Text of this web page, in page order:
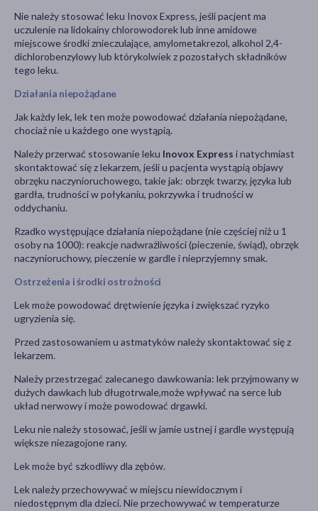
Nie należy stosować leku Inovox Express, jeśli pacjent ma
uczulenie na lidokainy chlorowodorek lub inne amidowe
miejscowe środki znieczulające, amylometakrezol, alkohol 2,4-
dichlorobenzylowy lub którykolwiek z pozostałych składników
tego leku.
Działania niepożądane
Jak każdy lek, lek ten może powodować działania niepożądane,
chociaż nie u każdego one wystąpią.
Należy przerwać stosowanie leku Inovox Express i natychmiast
skontaktować się z lekarzem, jeśli u pacjenta wystąpią objawy
obrzęku naczynioruchowego, takie jak: obrzęk twarzy, języka lub
gardła, trudności w połykaniu, pokrzywka i trudności w
oddychaniu.
Rzadko występujące działania niepożądane (nie częściej niż u 1
osoby na 1000): reakcje nadwrażliwości (pieczenie, świąd), obrzęk
naczynioruchowy, pieczenie w gardle i nieprzyjemny smak.
Ostrzeżenia i środki ostrożności
Lek może powodować drętwienie języka i zwiększać ryzyko
ugryzienia się.
Przed zastosowaniem u astmatyków należy skontaktować się z
lekarzem.
Należy przestrzegać zalecanego dawkowania: lek przyjmowany w
dużych dawkach lub długotrwale,może wpływać na serce lub
układ nerwowy i może powodować drgawki.
Leku nie należy stosować, jeśli w jamie ustnej i gardle występują
większe niezagojone rany.
Lek może być szkodliwy dla zębów.
Lek należy przechowywać w miejscu niewidocznym i
niedostępnym dla dzieci. Nie przechowywać w temperaturze